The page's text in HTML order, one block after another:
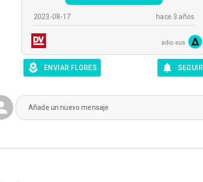
2023-08-17 hace 3 años
adio.eus
ENVIAR FLORES SEGUIR
Añade un nuevo mensaje